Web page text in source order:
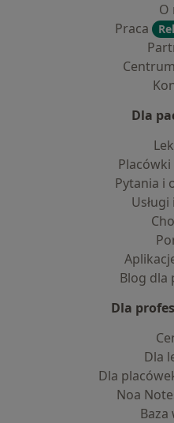
O
Praca
Dla
Pytania i
Blog dla
Dla
Dla
Dla
Noa
Baza